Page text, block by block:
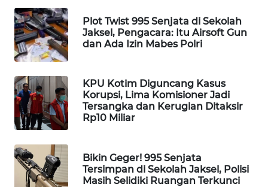
Plot Twist 995 Senjata di Sekolah
Jaksel, Pengacara: Itu Airsoft Gun
dan Ada Izin Mabes Polri
KPU Kotim Diguncang Kasus
Korupsi, Lima Komisioner Jadi
Tersangka dan Kerugian Ditaksir
Rp10 Miliar
Bikin Geger! 995 Senjata
Tersimpan di Sekolah Jaksel, Polisi
Masih Selidiki Ruangan Terkunci
PLN
WATCH
LPKKI
LKKI
KOPEKLIN